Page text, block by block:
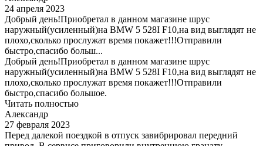
24 апреля 2023
Добрый день!Приобретал в данном магазине шрус
наружный(усиленный)на BMW 5 528I F10,на вид выглядят не
плохо,сколько прослужат время покажет!!!Отправили
быстро,спасибо больш...
Добрый день!Приобретал в данном магазине шрус
наружный(усиленный)на BMW 5 528I F10,на вид выглядят не
плохо,сколько прослужат время покажет!!!Отправили
быстро,спасибо большое.
Читать полностью
Александр
27 февраля 2023
Перед далекой поездкой в отпуск завибрировал передний